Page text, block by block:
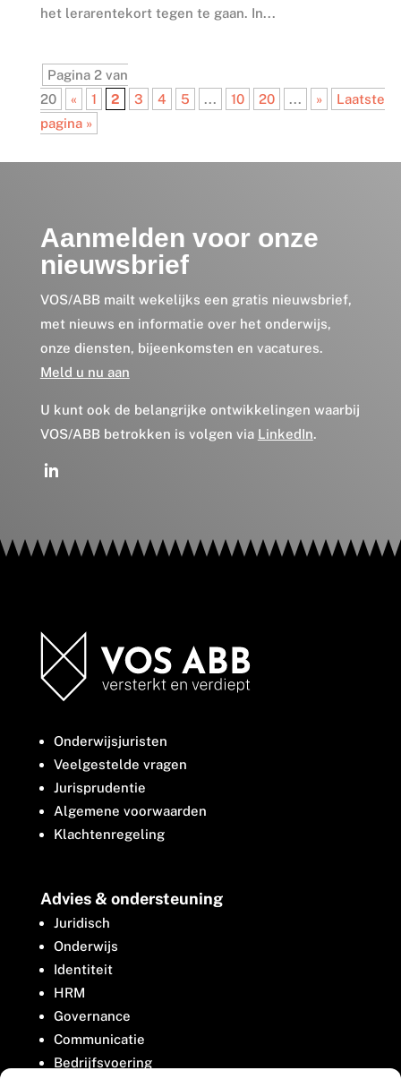
het lerarentekort tegen te gaan. In...
Pagina 2 van
20
« 1 2 3 4 5 ... 10 20 ... »
Laatste
pagina »
Aanmelden voor onze
nieuwsbrief
VOS/ABB mailt wekelijks een gratis nieuwsbrief,
met nieuws en informatie over het onderwijs,
onze diensten, bijeenkomsten en vacatures.
Meld u nu aan
U kunt ook de belangrijke ontwikkelingen waarbij
VOS/ABB betrokken is volgen via LinkedIn.
Onderwijsjuristen
Veelgestelde vragen
Jurisprudentie
Algemene voorwaarden
Klachtenregeling
Advies & ondersteuning
Juridisch
Onderwijs
Identiteit
HRM
Governance
Communicatie
Bedrijfsvoering